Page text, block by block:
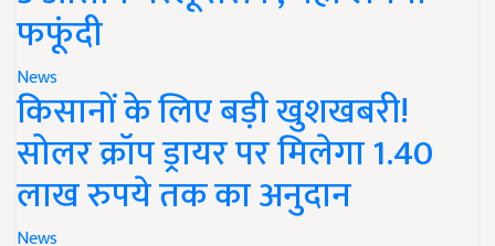
फफूंदी
News
किसानों के लिए बड़ी खुशखबरी!
सोलर क्रॉप ड्रायर पर मिलेगा 1.40
लाख रुपये तक का अनुदान
News